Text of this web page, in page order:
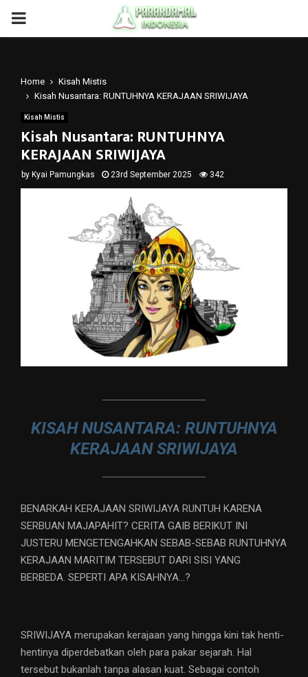
PRIMARY
Home
Kisah Mistis
Kisah Nusantara: RUNTUHNYA KERAJAAN SRIWIJAYA
Kisah Mistis
Kisah Nusantara: RUNTUHNYA
KERAJAAN SRIWIJAYA
by Kyai Pamungkas 23rd September 2025 342
KISAH NUSANTARA: RUNTUHNYA
KERAJAAN SRIWIJAYA
BENARKAH KERAJAAN SRIWIJAYA RUNTUH KARENA
SERBUAN MAJAPAHIT? CERITA GAIB BERIKUT INI
JUSTERU MENGETENGAHKAN SEBAB-SEBAB RUNTUHNYA
KERAJAAN MARITIM TERSEBUT DARI SISI YANG
BERBEDA. SEPERTI APA KISAHNYA…?
SRIWIJAYA merupakan kerajaan yang hingga kini tak henti-
hentinya diperdebatkan oleh para pakar sejarah. Hal
tersebut bukanlah tanpa alasan kuat. Sebagai contoh